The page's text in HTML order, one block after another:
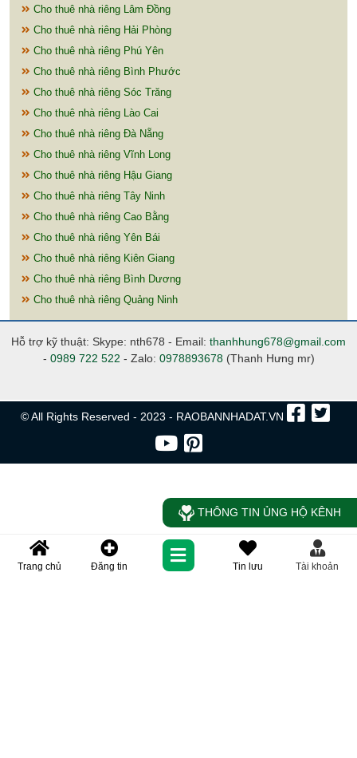
Cho thuê nhà riêng Lâm Đồng
Cho thuê nhà riêng Hải Phòng
Cho thuê nhà riêng Phú Yên
Cho thuê nhà riêng Bình Phước
Cho thuê nhà riêng Sóc Trăng
Cho thuê nhà riêng Lào Cai
Cho thuê nhà riêng Đà Nẵng
Cho thuê nhà riêng Vĩnh Long
Cho thuê nhà riêng Hậu Giang
Cho thuê nhà riêng Tây Ninh
Cho thuê nhà riêng Cao Bằng
Cho thuê nhà riêng Yên Bái
Cho thuê nhà riêng Kiên Giang
Cho thuê nhà riêng Bình Dương
Cho thuê nhà riêng Quảng Ninh
Hỗ trợ kỹ thuật: Skype: nth678 - Email: thanhhung678@gmail.com
- 0989 722 522 - Zalo: 0978893678(Thanh Hưng mr)
© All Rights Reserved - 2023 - RAOBANNHADAT.VN
Trang chủ Đăng tin Tin lưu Tài khoản
THÔNG TIN ỦNG HỘ KÊNH